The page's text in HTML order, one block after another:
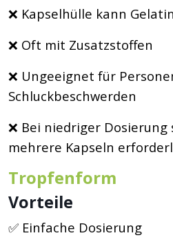
❌ Kapselhülle kann
❌ Oft mit Zusatzstoffen
❌ Ungeeignet für
Schluckbeschwerden
❌ Bei niedriger
mehrere Kapseln
Tropfenform
Vorteile
✅ Einfache Dosierung